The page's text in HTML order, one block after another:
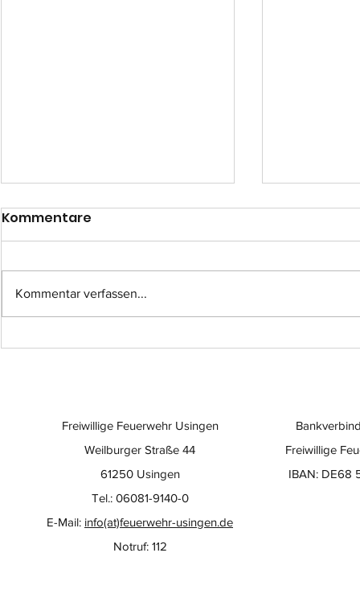
Einsatz-Nr.: 057
Kommentare
Kommentar verfassen...
Freiwillige
IBAN: DE68
Freiwillige Feuerwehr Usingen
Weilburger Straße 44
61250 Usingen
Tel.: 06081-9140-0
E-Mail: info(at)feuerwehr-usingen.de
Notruf: 112